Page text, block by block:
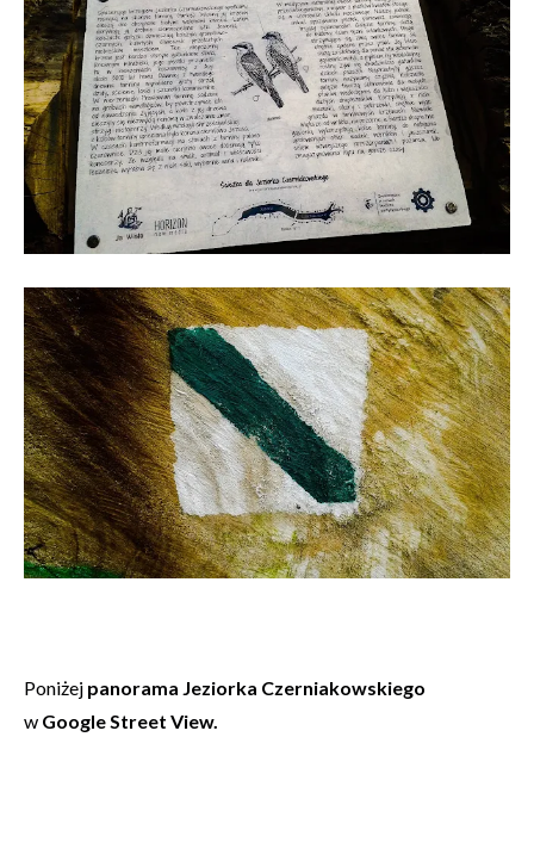
Poniżej panorama Jeziorka Czerniakowskiego
w Google Street View.